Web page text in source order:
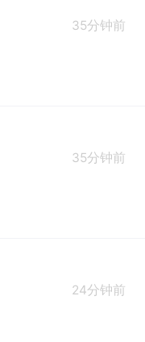
35分钟前
35分钟前
24分钟前